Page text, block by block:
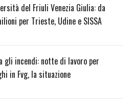
del Friuli Venezia Giulia: da
per Trieste, Udine e SISSA
gli incendi: notte di lavoro per
in Fvg, la situazione